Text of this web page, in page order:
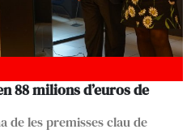
88 milions d’euros de
de les premisses clau de